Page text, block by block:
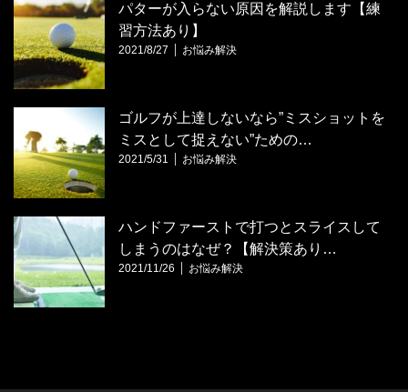
パターが入らない原因を解説します【練
習方法あり】
2021/8/27 お悩み解決
ゴルフが上達しないなら”ミスショットを
ミスとして捉えない”ための…
2021/5/31 お悩み解決
ハンドファーストで打つとスライスして
しまうのはなぜ？【解決策あり…
2021/11/26 お悩み解決